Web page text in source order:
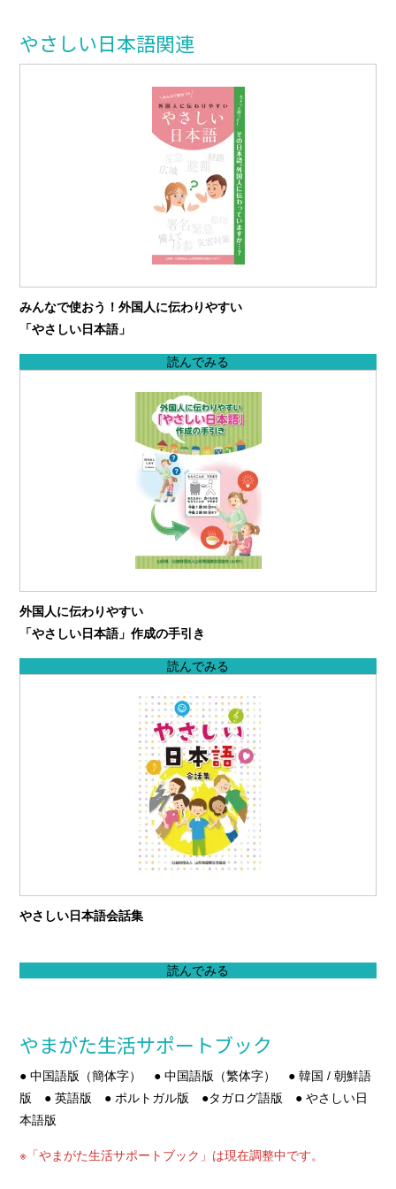
やさしい日本語関連
みんなで使おう！外国人に伝わりやすい
「やさしい日本語」
読んでみる
外国人に伝わりやすい
「やさしい日本語」作成の手引き
読んでみる
やさしい日本語会話集
読んでみる
やまがた生活サポートブック
● 中国語版（簡体字） ● 中国語版（繁体字） ● 韓国 / 朝鮮語
版 ● 英語版 ● ポルトガル版 ●タガログ語版 ● やさしい日
本語版
※「やまがた生活サポートブック」は現在調整中です。